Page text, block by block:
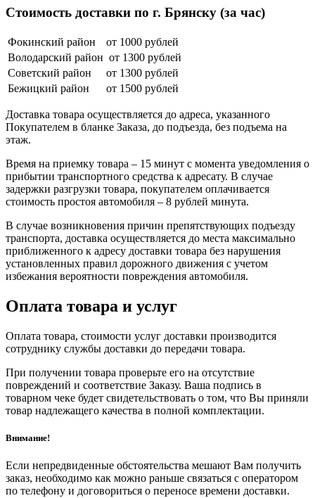
Стоимость доставки по г. Брянску (за час)
Фокинский район
от 1000 рублей
Володарский район от 1300 рублей
Советский район
от 1300 рублей
Бежицкий район
от 1500 рублей
Доставка товара осуществляется до адреса, указанного
Покупателем в бланке Заказа, до подъезда, без подъема на
этаж.
Время на приемку товара – 15 минут с момента уведомления о
прибытии транспортного средства к адресату. В случае
задержки разгрузки товара, покупателем оплачивается
стоимость простоя автомобиля – 8 рублей минута.
В случае возникновения причин препятствующих подъезду
транспорта, доставка осуществляется до места максимально
приближенного к адресу доставки товара без нарушения
установленных правил дорожного движения с учетом
избежания вероятности повреждения автомобиля.
Оплата товара и услуг
Оплата товара, стоимости услуг доставки производится
сотруднику службы доставки до передачи товара.
При получении товара проверьте его на отсутствие
повреждений и соответствие Заказу. Ваша подпись в
товарном чеке будет свидетельствовать о том, что Вы приняли
товар надлежащего качества в полной комплектации.
Внимание!
Если непредвиденные обстоятельства мешают Вам получить
заказ, необходимо как можно раньше связаться с оператором
по телефону и договориться о переносе времени доставки.